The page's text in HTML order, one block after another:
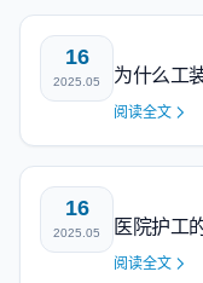
16
2025.05 为什么工
阅读全文
16
2025.05 医院护工
阅读全文